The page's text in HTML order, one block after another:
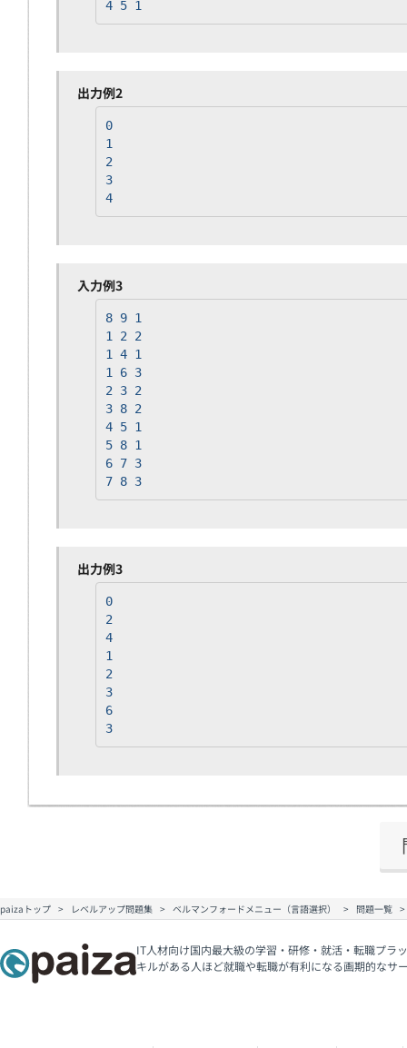
4 5 1
出力例2
0
1
2
3
4
入力例3
8 9 1
1 2 2
1 4 1
1 6 3
2 3 2
3 8 2
4 5 1
5 8 1
6 7 3
7 8 3
出力例3
0
2
4
1
2
3
6
3
paizaトップ レベルアップ問題集 ベルマンフォードメニュー（言語選択） 問題一覧
IT人材向け国内最大級の学習・研修・就活・転職プラ
キルがある人ほど就職や転職が有利になる画期的なサ